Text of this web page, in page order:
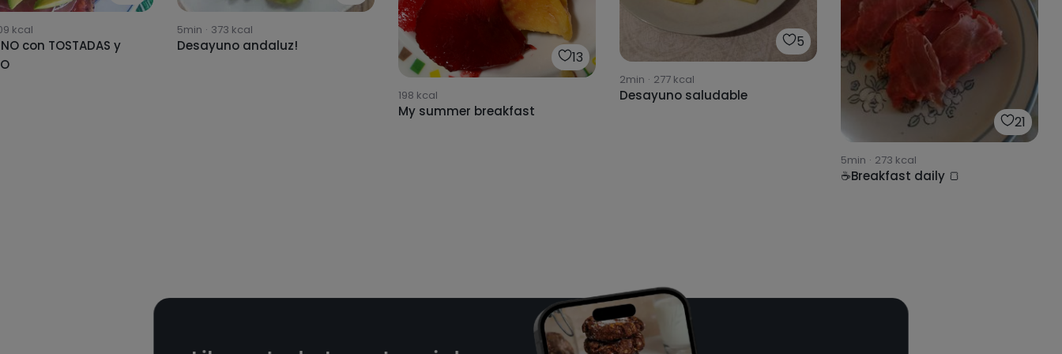
kcal
con TOSTADAS y
5min · 373 kcal
Desayuno andaluz!
13
198 kcal
My summer breakfast
5
2min · 277kcal
Desayuno saludable
21
5min · 273 kcal
☕Breakfast daily 🍞